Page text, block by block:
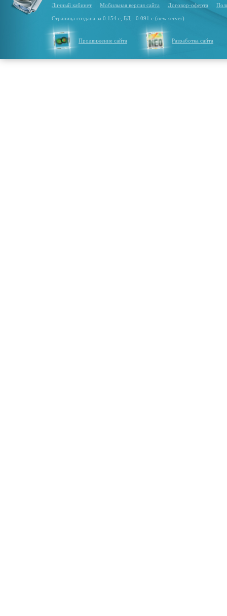
Личный кабинет Мобильная версия сайта Договор-оферта
Страница создана за 0.154 с, БД - 0.091 с (new server)
Продвижение сайта Разработка сайта